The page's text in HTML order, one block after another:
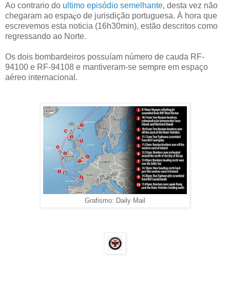
Ao contrario do ultimo episódio semelhante, desta vez não
chegaram ao espaço de jurisdição portuguesa. À hora que
escrevemos esta noticia (16h30min), estão descritos como
regressando ao Norte.
Os dois bombardeiros possuíam número de cauda RF-
94100 e RF-94108 e mantiveram-se sempre em espaço
aéreo internacional.
Grafismo: Daily Mail